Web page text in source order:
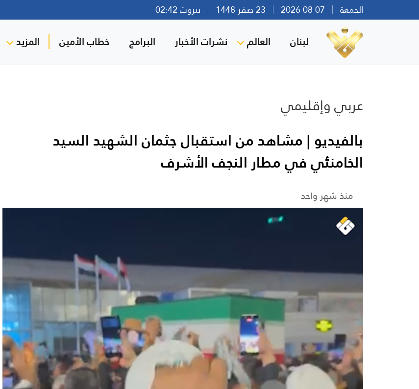
الجمعة بيروت 02:42
لبنان العالم نشرات الأخبار البرامج خطاب الأمين المزيد
عربي وإقليمي
بالفيديو | مشاهد من استقبال جثمان الشهيد السيد
الخامنئي في مطار النجف الأشرف
منذ شهر واحد